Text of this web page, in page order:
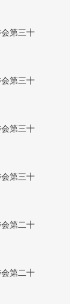
第三十
第三十
第三十
第三十
第二十
第二十